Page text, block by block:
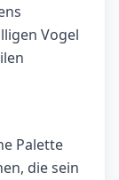
Vogel
Palette
die sein